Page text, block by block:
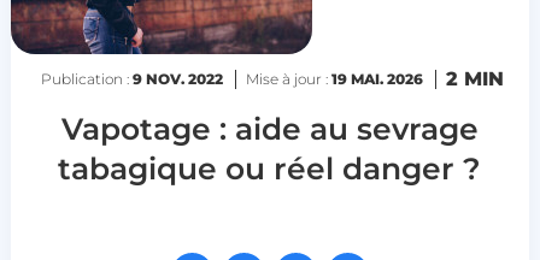
Publication : 9 NOV. 2022 Mise à jour : 19 MAI. 2026 2 MIN
Vapotage : aide au sevrage
tabagique ou réel danger ?